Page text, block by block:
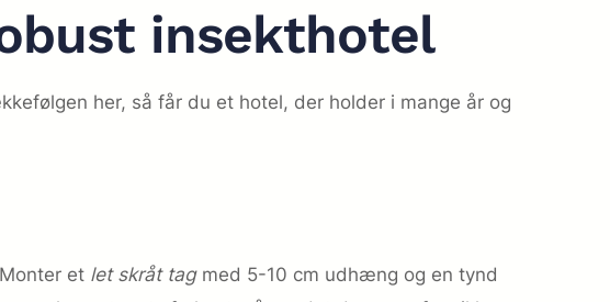
insekthotel
her, så får du et hotel, der holder i mange år og
et let skråt tagmed 5-10 cm udhæng og en tynd